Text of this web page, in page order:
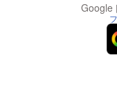
Google